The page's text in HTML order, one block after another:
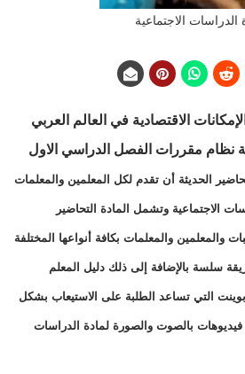
الدراسات الاجتماعية
الاقتصادية في العالم العربي
نظام مقررات الفصل الدراسي الاول
الحديثة أن تقدم لكل المعلمين والمعلمات
الاجتماعية وتشمل المادة التحاضير
والمعلمين والمعلمات بكافة أنواعها المختلفة
سلسة بالإضافة إلى ذلك دليل المعلم
التي تساعد الطلبة على الاستيعاب بشكل
فيديوهات بالصوت والصورة لمادة الدراسات